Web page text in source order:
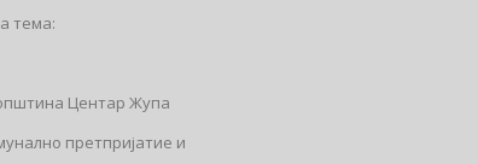
тема:
Центар Жупа
претпријатие и